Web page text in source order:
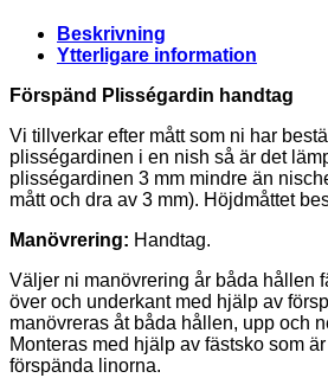
Beskrivning
Ytterligare information
Förspänd Plisségardin handtag
Vi tillverkar efter mått som ni har
plisségardinen i en nish så är det
plisségardinen 3 mm mindre än
mått och dra av 3 mm). Höjdmåttet
Manövrering: Handtag.
Väljer ni manövrering år båda hållen
över och underkant med hjälp av
manövreras åt båda hållen, upp och
Monteras med hjälp av fästsko som
förspända linorna.